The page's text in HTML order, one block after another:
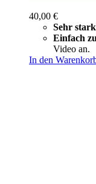
40,00 €
Sehr stark
Einfach
Video an.
In den